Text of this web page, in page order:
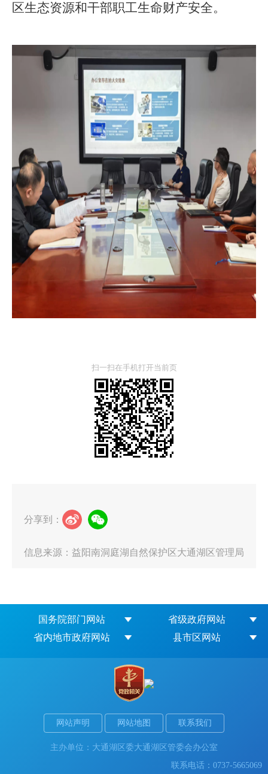
区生态资源和干部职工生命财产安全。
扫一扫在手机打开当前页
分享到：
信息来源：益阳南洞庭湖自然保护区大通湖区管理局
国务院部门网站
省级政府网站
省内地市政府网站
县市区网站
网站声明 网站地图 联系我们
主办单位：大通湖区委大通湖区管委会办公室
联系电话：0737-5665069